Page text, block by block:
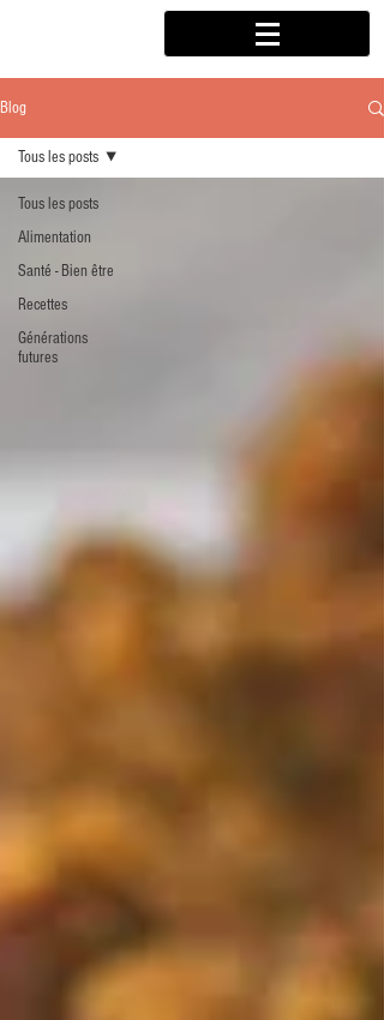
Blog
Tous les posts
Alimentation
Santé - Bien être
Recettes
Générations
futures
Tous les posts